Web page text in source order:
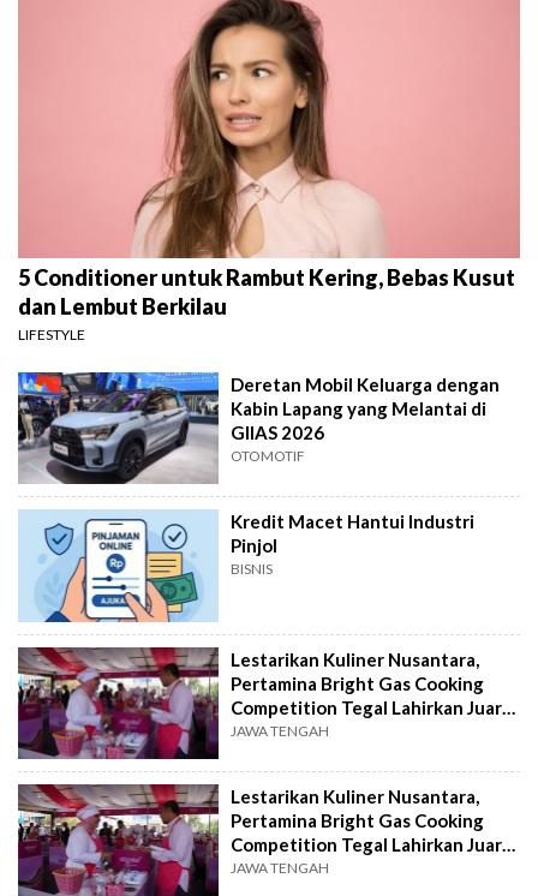
5 Conditioner untuk Rambut Kering, Bebas Kusut
dan Lembut Berkilau
LIFESTYLE
Deretan Mobil Keluarga dengan
Kabin Lapang yang Melantai di
GIIAS 2026
OTOMOTIF
Kredit Macet Hantui Industri
Pinjol
BISNIS
Lestarikan Kuliner Nusantara,
Pertamina Bright Gas Cooking
Competition Tegal Lahirkan Juara
Baru
JAWA TENGAH
Lestarikan Kuliner Nusantara,
Pertamina Bright Gas Cooking
Competition Tegal Lahirkan Juara
Baru
JAWA TENGAH